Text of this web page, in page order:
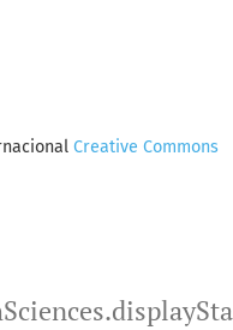
Creative Commons